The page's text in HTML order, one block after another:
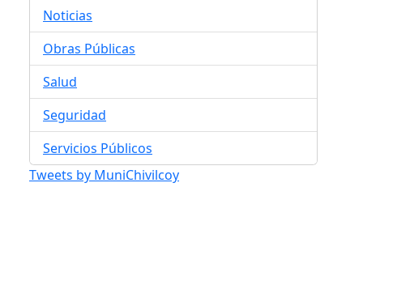
Noticias
Obras Públicas
Salud
Seguridad
Servicios Públicos
Tweets by MuniChivilcoy